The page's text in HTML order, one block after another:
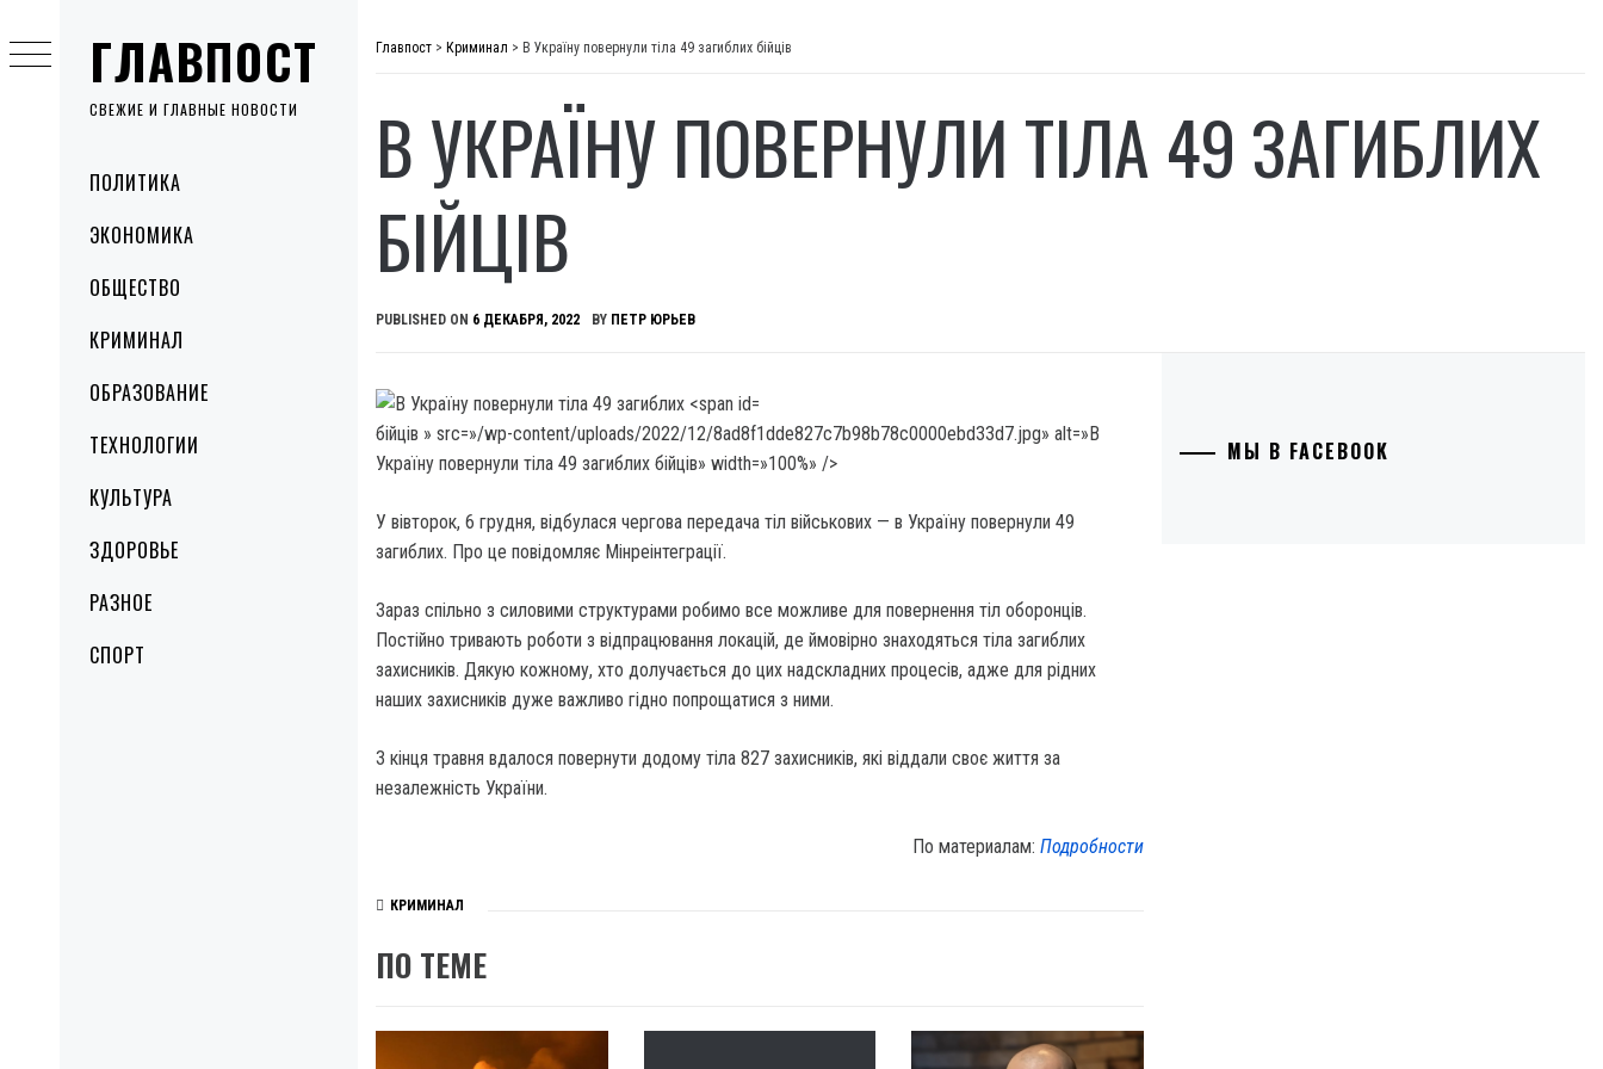
ГЛАВПОСТ
СВЕЖИЕ И ГЛАВНЫЕ НОВОСТИ
MenuПОЛИТИКА
ЭКОНОМИКА
ОБЩЕСТВО
КРИМИНАЛ
ОБРАЗОВАНИЕ
ТЕХНОЛОГИИ
КУЛЬТУРА
ЗДОРОВЬЕ
РАЗНОЕ
СПОРТ
to
content
Главпост > Криминал > В Україну повернули тіла 49 загиблих бійців
В УКРАЇНУ ПОВЕРНУЛИ ТІЛА 49 ЗАГИБЛИХ
БІЙЦІВ
PUBLISHED ON 6 ДЕКАБРЯ, 2022 BY ПЕТР ЮРЬЕВ
бійців » src=»/wp-content/uploads/2022/12/8ad8f1dde827c7b98b78c0000ebd33d7.jpg» alt=»В
Україну повернули тіла 49 загиблих бійців» width=»100%» />
У вівторок, 6 грудня, відбулася чергова передача тіл військових — в Україну повернули 49
загиблих. Про це повідомляє Мінреінтеграції.
Зараз спільно з силовими структурами робимо все можливе для повернення тіл оборонців.
Постійно тривають роботи з відпрацювання локацій, де ймовірно знаходяться тіла загиблих
захисників. Дякую кожному, хто долучається до цих надскладних процесів, адже для рідних
наших захисників дуже важливо гідно попрощатися з ними.
З кінця травня вдалося повернути додому тіла 827 захисників, які віддали своє життя за
незалежність України.
По материалам:Подробности
КРИМИНАЛ
ПО ТЕМЕ
МЫ В FACEBOOK